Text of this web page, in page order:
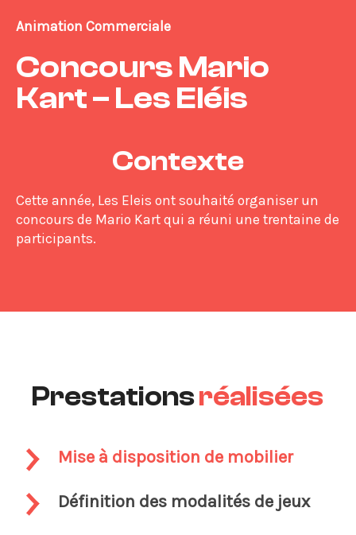
Animation Commerciale
Concours Mario
Kart – Les Eléis
Contexte
Cette année, Les Eleis ont souhaité organiser un
concours de Mario Kart qui a réuni une trentaine de
participants.
Prestationsréalisées
Mise à disposition de mobilier
Définition des modalités de jeux